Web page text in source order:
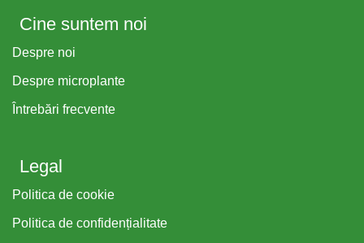
Cine suntem noi
Despre noi
Despre microplante
Întrebări frecvente
Legal
Politica de cookie
Politica de confidențialitate